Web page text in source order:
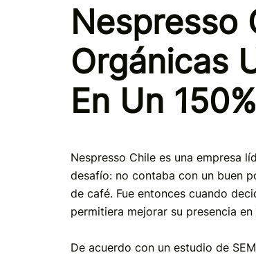
Nespresso
Orgánicas
En Un
Nespresso Chile es una empresa
desafío: no contaba con un buen
de café. Fue entonces cuando
permitiera mejorar su presencia en
De acuerdo con un estudio de